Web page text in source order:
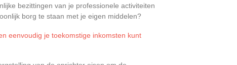
bezittingen van je professionele activiteiten
borg te staan met je eigen middelen?
eenvoudig je toekomstige inkomsten kunt